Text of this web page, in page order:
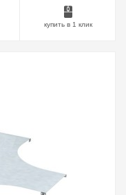
купить в 1 клик